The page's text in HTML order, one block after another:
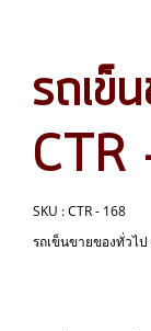
รถเข็
SKU : CTR - 168
รถเข็นขายของทั่วไ